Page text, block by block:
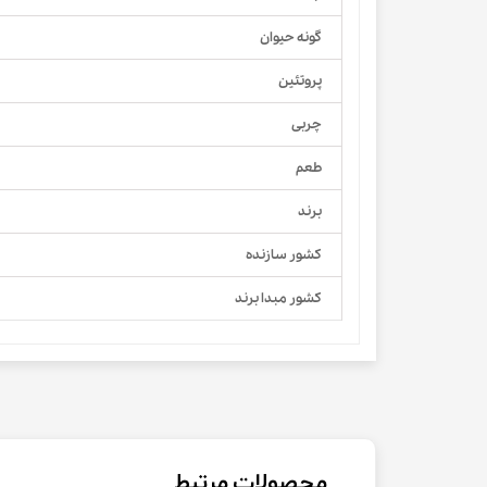
گونه حیوان
پروتئین
چربی
طعم
برند
کشور سازنده
کشور مبدا برند